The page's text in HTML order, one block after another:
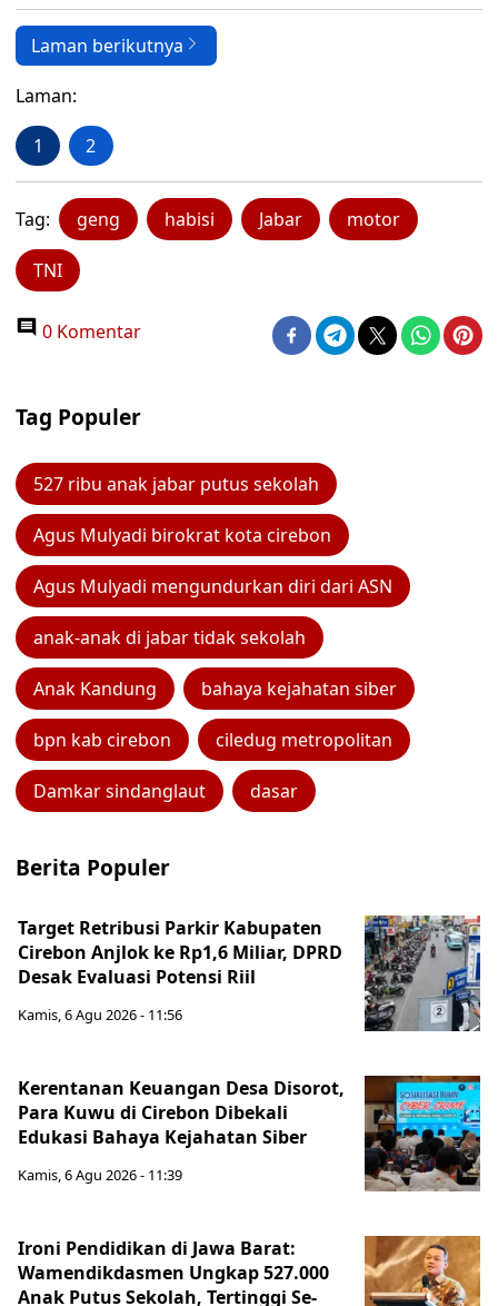
Laman berikutnya
Laman:
1 2
Tag: geng habisi Jabar motor
TNI
0 Komentar
Tag Populer
527 ribu anak jabar putus sekolah
Agus Mulyadi birokrat kota cirebon
Agus Mulyadi mengundurkan diri dari ASN
anak-anak di jabar tidak sekolah
Anak Kandung bahaya kejahatan siber
bpn kab cirebon ciledug metropolitan
Damkar sindanglaut dasar
Berita Populer
Target Retribusi Parkir Kabupaten
Cirebon Anjlok ke Rp1,6 Miliar, DPRD
Desak Evaluasi Potensi Riil
Kamis, 6 Agu 2026 - 11:56
Kerentanan Keuangan Desa Disorot,
Para Kuwu di Cirebon Dibekali
Edukasi Bahaya Kejahatan Siber
Kamis, 6 Agu 2026 - 11:39
Ironi Pendidikan di Jawa Barat:
Wamendikdasmen Ungkap 527.000
Anak Putus Sekolah, Tertinggi Se-